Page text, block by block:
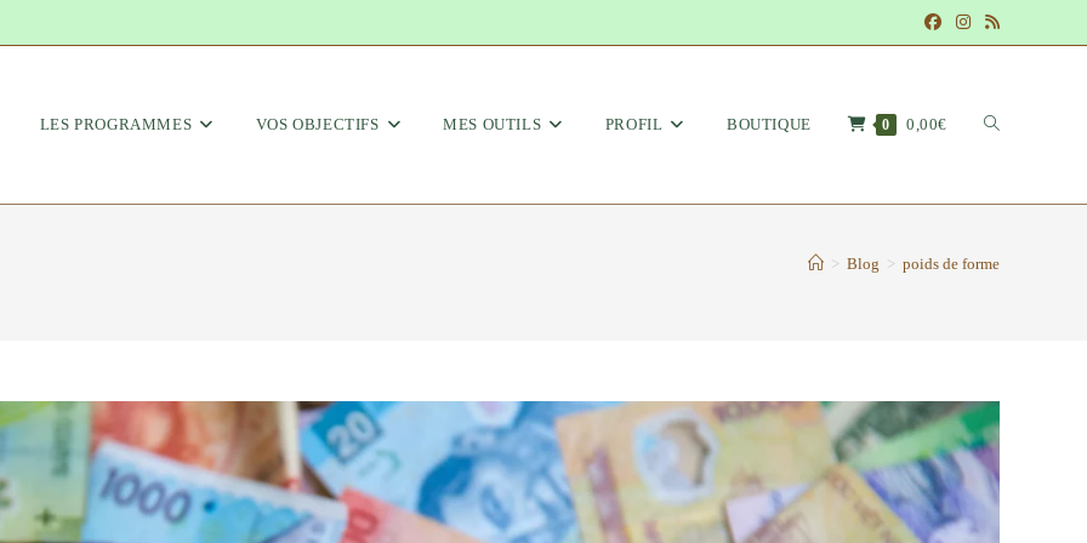
LES PROGRAMMES VOS OBJECTIFS MES OUTILS PROFIL BOUTIQUE 0 0,00€ TOGGLE
SEARCH
> Blog > poids de forme